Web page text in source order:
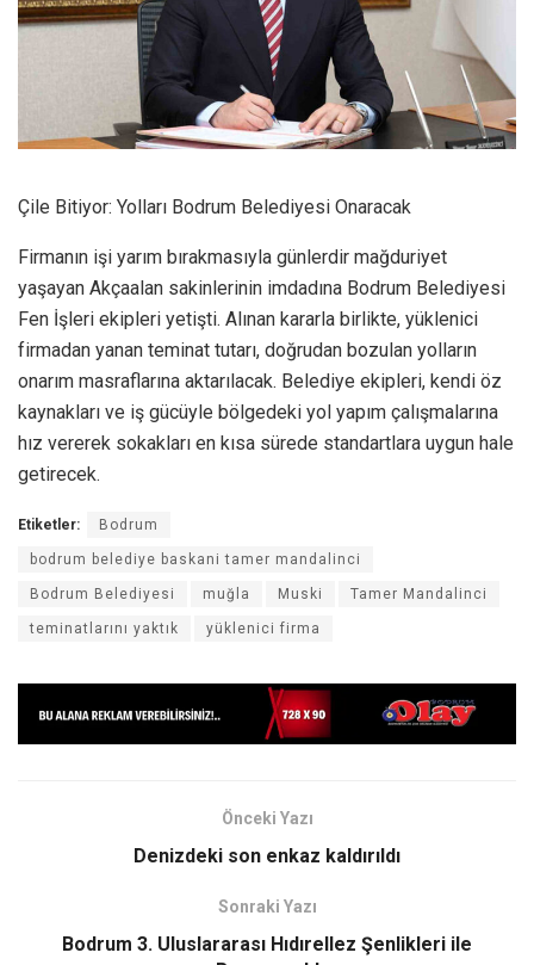
Çile Bitiyor: Yolları Bodrum Belediyesi Onaracak
Firmanın işi yarım bırakmasıyla günlerdir mağduriyet
yaşayan Akçaalan sakinlerinin imdadına Bodrum Belediyesi
Fen İşleri ekipleri yetişti. Alınan kararla birlikte, yüklenici
firmadan yanan teminat tutarı, doğrudan bozulan yolların
onarım masraflarına aktarılacak. Belediye ekipleri, kendi öz
kaynakları ve iş gücüyle bölgedeki yol yapım çalışmalarına
hız vererek sokakları en kısa sürede standartlara uygun hale
getirecek.
Etiketler: Bodrum
bodrum belediye baskani tamer mandalinci
Bodrum Belediyesi muğla Muski Tamer Mandalinci
teminatlarını yaktık yüklenici firma
Önceki Yazı
Denizdeki son enkaz kaldırıldı
Sonraki Yazı
Bodrum 3. Uluslararası Hıdırellez Şenlikleri ile